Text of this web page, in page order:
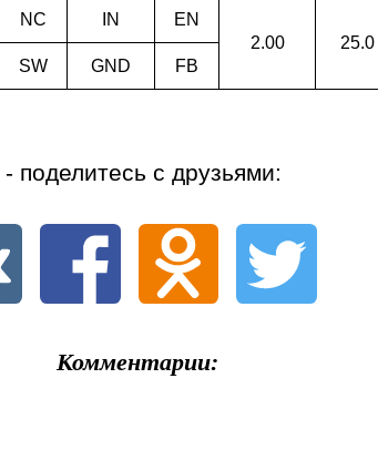
NC IN
EN
2.00
25.0
SW
GND FB
поделитесь с друзьями:
Комментарии: